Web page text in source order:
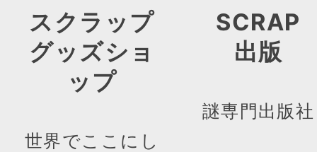
スクラップ
グッズショ
ップ
世界でここにし
SCRAP
出版
謎専門出版社